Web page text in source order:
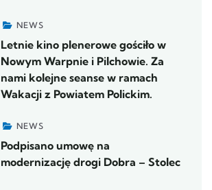
NEWS
Letnie kino plenerowe gościło w
Nowym Warpnie i Pilchowie. Za
nami kolejne seanse w ramach
Wakacji z Powiatem Polickim.
NEWS
Podpisano umowę na
modernizację drogi Dobra – Stolec